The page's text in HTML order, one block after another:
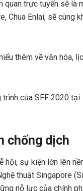
trực tuyến sẽ là
Enlai, sẽ cùng
thêm về văn hóa,
trình của SFF 2020 tại
chống dịch
hội, sự kiện lớn lên
thuật Singapore
nỗ lực của chính